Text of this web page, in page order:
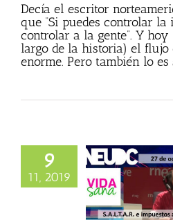
Decía el escritor
que “Si puedes controlar la
controlar a la gente”. Y
largo de la historia) el flujo
enorme. Pero también lo
9
11, 2019
e impuestos a
en «Vida
octubre/2019)
Procesal